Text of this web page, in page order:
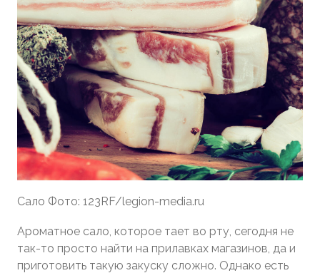
Сало Фото: 123RF/legion-media.ru
Ароматное сало, которое тает во рту, сегодня не
так-то просто найти на прилавках магазинов, да и
приготовить такую закуску сложно. Однако есть